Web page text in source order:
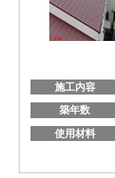
施工内容
築年数
使用材料